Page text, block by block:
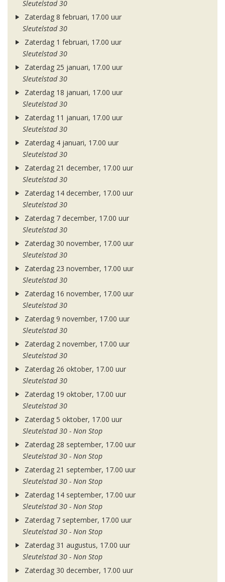
Sleutelstad 30
Zaterdag 8 februari, 17.00 uur
Sleutelstad 30
Zaterdag 1 februari, 17.00 uur
Sleutelstad 30
Zaterdag 25 januari, 17.00 uur
Sleutelstad 30
Zaterdag 18 januari, 17.00 uur
Sleutelstad 30
Zaterdag 11 januari, 17.00 uur
Sleutelstad 30
Zaterdag 4 januari, 17.00 uur
Sleutelstad 30
Zaterdag 21 december, 17.00 uur
Sleutelstad 30
Zaterdag 14 december, 17.00 uur
Sleutelstad 30
Zaterdag 7 december, 17.00 uur
Sleutelstad 30
Zaterdag 30 november, 17.00 uur
Sleutelstad 30
Zaterdag 23 november, 17.00 uur
Sleutelstad 30
Zaterdag 16 november, 17.00 uur
Sleutelstad 30
Zaterdag 9 november, 17.00 uur
Sleutelstad 30
Zaterdag 2 november, 17.00 uur
Sleutelstad 30
Zaterdag 26 oktober, 17.00 uur
Sleutelstad 30
Zaterdag 19 oktober, 17.00 uur
Sleutelstad 30
Zaterdag 5 oktober, 17.00 uur
Sleutelstad 30 - Non Stop
Zaterdag 28 september, 17.00 uur
Sleutelstad 30 - Non Stop
Zaterdag 21 september, 17.00 uur
Sleutelstad 30 - Non Stop
Zaterdag 14 september, 17.00 uur
Sleutelstad 30 - Non Stop
Zaterdag 7 september, 17.00 uur
Sleutelstad 30 - Non Stop
Zaterdag 31 augustus, 17.00 uur
Sleutelstad 30 - Non Stop
Zaterdag 30 december, 17.00 uur